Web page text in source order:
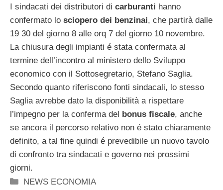
I sindacati dei distributori di carburanti hanno
confermato lo sciopero dei benzinai, che partirà dalle
19 30 del giorno 8 alle orq 7 del giorno 10 novembre.
La chiusura degli impianti é stata confermata al
termine dell’incontro al ministero dello Sviluppo
economico con il Sottosegretario, Stefano Saglia.
Secondo quanto riferiscono fonti sindacali, lo stesso
Saglia avrebbe dato la disponibilità a rispettare
l’impegno per la conferma del
bonus fiscale, anche
se ancora il percorso relativo non é stato chiaramente
definito, a tal fine quindi é prevedibile un nuovo tavolo
di confronto tra sindacati e governo nei prossimi
giorni.
Categorie
NEWS ECONOMIA